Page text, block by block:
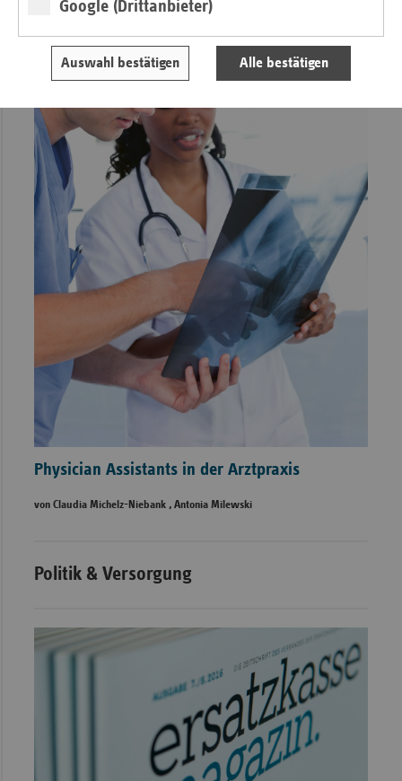
Google (Drittanbieter)
Auswahl bestätigen Alle bestätigen
Physician Assistants in der Arztpraxis
von Claudia Michelz-Niebank , Antonia Milewski
Politik & Versorgung